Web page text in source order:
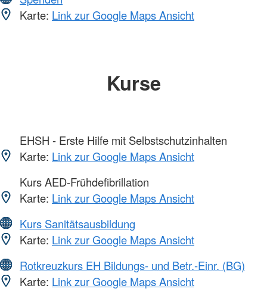
Karte: Link zur Google Maps Ansicht
Kurse
EHSH - Erste Hilfe mit Selbstschutzinhalten
Karte: Link zur Google Maps Ansicht
Kurs AED-Frühdefibrillation
Karte: Link zur Google Maps Ansicht
Kurs Sanitätsausbildung
Karte: Link zur Google Maps Ansicht
Rotkreuzkurs EH Bildungs- und Betr.-Einr. (BG)
Karte: Link zur Google Maps Ansicht